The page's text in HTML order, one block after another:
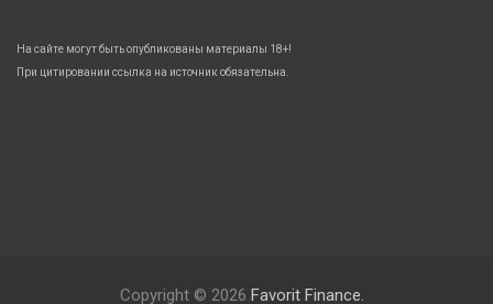
На сайте могут быть опубликованы материалы 18+!
При цитировании ссылка на источник обязательна.
Copyright © 2026 Favorit Finance.